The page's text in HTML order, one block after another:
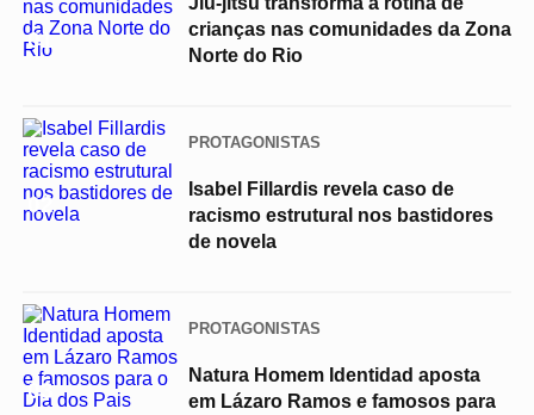
01
crianças nas comunidades da Zona
Norte do Rio
02
PROTAGONISTAS
Isabel Fillardis revela caso de
racismo estrutural nos bastidores
de novela
03
PROTAGONISTAS
Natura Homem Identidad aposta
em Lázaro Ramos e famosos para